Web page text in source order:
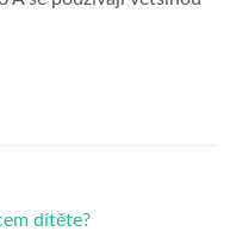
dítěte?